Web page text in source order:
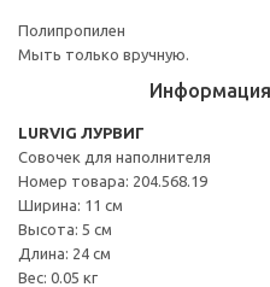
Полипропилен
Мыть только вручную.
LURVIG ЛУРВИГ
Совочек для наполнителя
Номер товара: 204.568.19
Ширина: 11 см
Высота: 5 см
Длина: 24 см
Вес: 0.05 кг